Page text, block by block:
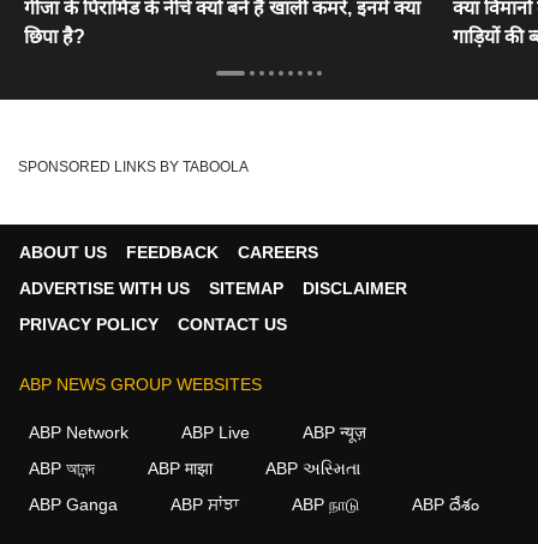
गीजा के पिरामिड के नीचे क्यों बने हैं खाली कमरे, इनमें क्या
छिपा है?
क्या‌
गाड़ियों
SPONSORED LINKS BY TABOOLA
ABOUT US FEEDBACK
CAREERS
ADVERTISE WITH US
SITEMAP
DISCLAIMER
PRIVACY POLICY
CONTACT US
ABP NEWS GROUP WEBSITES
ABP Network ABP Live
ABP न्यूज़
ABP আনন্দ
ABP माझा
ABP અસ્મિતા
ABP Ganga
ABP ਸਾਂਝਾ ABP நாடு ABP దేశం